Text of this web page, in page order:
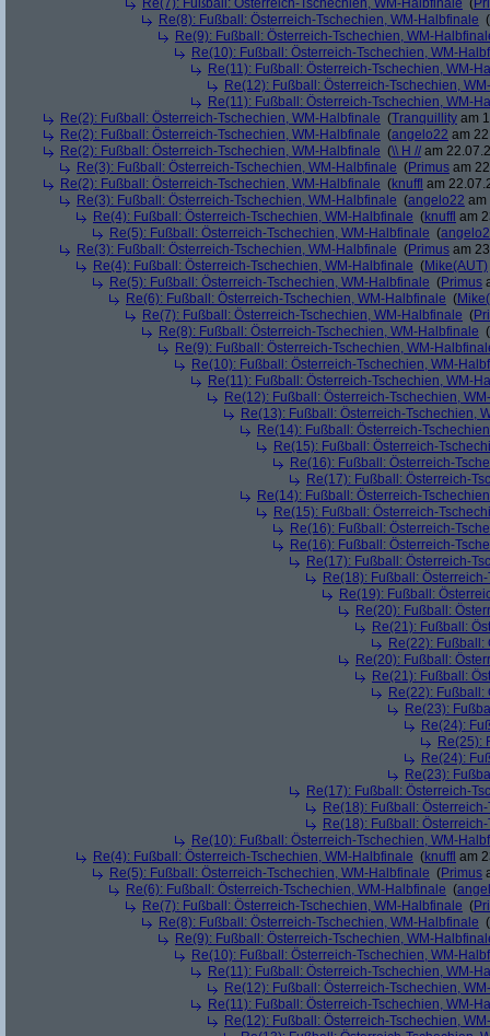
Re(7): Fußball: Österreich-Tschechien, WM-Halbfinale (
Re(8): Fußball: Österreich-Tschechien, WM-Halbfinale (
Re(9): Fußball: Österreich-Tschechien, WM-
Re(10): Fußball: Österreich-Tschechien, WM-
Re(11): Fußball: Österreich-Tschechien, WM-
Re(12): Fußball: Österreich-Tschechien,
Re(11): Fußball: Österreich-Tschechien, WM-
Re(2): Fußball: Österreich-Tschechien, WM-Halbfinale (Tranquillity am
Re(2): Fußball: Österreich-Tschechien, WM-Halbfinale (angelo22 am
Re(2): Fußball: Österreich-Tschechien, WM-Halbfinale (\\ H // am
Re(3): Fußball: Österreich-Tschechien, WM-Halbfinale (Primus am
Re(2): Fußball: Österreich-Tschechien, WM-Halbfinale (knuffl am
Re(3): Fußball: Österreich-Tschechien, WM-Halbfinale (angelo22 am
Re(4): Fußball: Österreich-Tschechien, WM-Halbfinale (knuffl am
Re(5): Fußball: Österreich-Tschechien, WM-Halbfinale (
Re(3): Fußball: Österreich-Tschechien, WM-Halbfinale (Primus am
Re(4): Fußball: Österreich-Tschechien, WM-Halbfinale (Mike(AUT)
Re(5): Fußball: Österreich-Tschechien, WM-Halbfinale (Primus
Re(6): Fußball: Österreich-Tschechien, WM-Halbfinale (
Re(7): Fußball: Österreich-Tschechien, WM-Halbfinale (
Re(8): Fußball: Österreich-Tschechien, WM-Halbfinale (
Re(9): Fußball: Österreich-Tschechien, WM-
Re(10): Fußball: Österreich-Tschechien, WM-
Re(11): Fußball: Österreich-Tschechien, WM-
Re(12): Fußball: Österreich-Tschechien,
Re(13): Fußball: Österreich-Tschechien,
Re(14): Fußball: Österreich-
Re(15): Fußball: Österreich-
Re(16): Fußball: Österreich-
Re(17): Fußball: Österreich-
Re(14): Fußball: Österreich-
Re(15): Fußball: Österreich-
Re(16): Fußball: Österreich-
Re(16): Fußball: Österreich-
Re(17): Fußball: Österreich-
Re(18): Fußball:
Re(19): Fußball:
Re(20): Fußball:
Re(21): Fußball:
Re(22): Fußball:
Re(20): Fußball:
Re(21): Fußball:
Re(22): Fußball:
Re(23):
Re(24):
Re(25):
Re(24):
Re(23):
Re(17): Fußball: Österreich-
Re(18): Fußball:
Re(18): Fußball:
Re(10): Fußball: Österreich-Tschechien, WM-
Re(4): Fußball: Österreich-Tschechien, WM-Halbfinale (knuffl am
Re(5): Fußball: Österreich-Tschechien, WM-Halbfinale (Primus
Re(6): Fußball: Österreich-Tschechien, WM-Halbfinale (
Re(7): Fußball: Österreich-Tschechien, WM-Halbfinale (
Re(8): Fußball: Österreich-Tschechien, WM-Halbfinale (
Re(9): Fußball: Österreich-Tschechien, WM-
Re(10): Fußball: Österreich-Tschechien, WM-
Re(11): Fußball: Österreich-Tschechien, WM-
Re(12): Fußball: Österreich-Tschechien,
Re(11): Fußball: Österreich-Tschechien, WM-
Re(12): Fußball: Österreich-Tschechien,